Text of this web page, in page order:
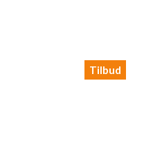
Tilbud